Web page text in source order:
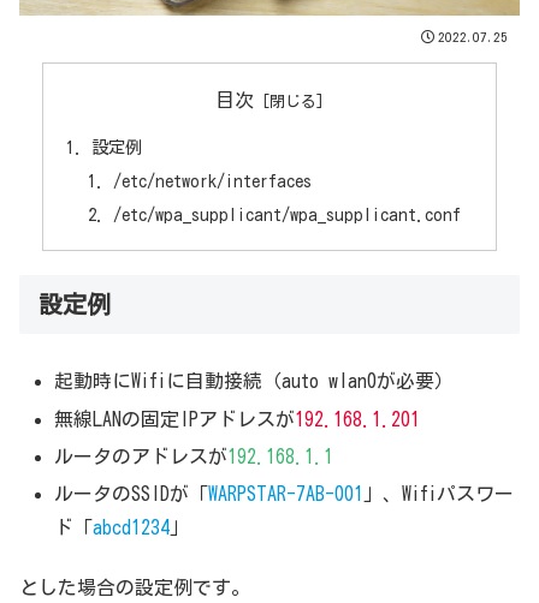
2022.07.25
目次
設定例
/etc/network/interfaces
/etc/wpa_supplicant/wpa_supplicant.conf
設定例
起動時にWifiに自動接続（auto wlan0が必要）
無線LANの固定IPアドレスが192.168.1.201
ルータのアドレスが192.168.1.1
ルータのSSIDが「WARPSTAR-7AB-001 」、Wifiパスワー
ド「abcd1234 」
とした場合の設定例です。